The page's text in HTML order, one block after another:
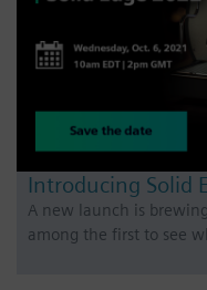
Introducing Solid
A new launch is
among the first to see